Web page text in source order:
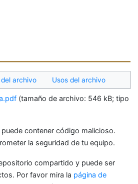
archivo Usos del archivo
(tamaño de archivo: 546 kB; tipo
contener código malicioso.
la seguridad de tu equipo.
compartido y puede ser
Por favor mira la página de